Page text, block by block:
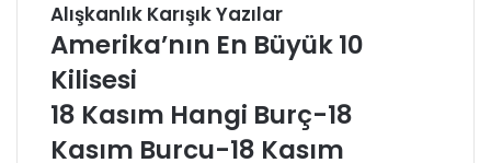
Alışkanlık Karışık Yazılar
Amerika’nın En Büyük 10
Kilisesi
18 Kasım Hangi Burç-18
Kasım Burcu-18 Kasım